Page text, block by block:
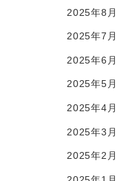
2025年8月
2025年7月
2025年6月
2025年5月
2025年4月
2025年3月
2025年2月